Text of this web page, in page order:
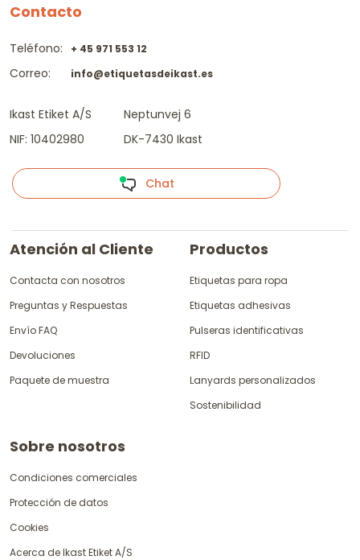
Contacto
Teléfono:
Correo:
+ 45 971 553 12
info@etiquetasdeikast.es
Ikast Etiket A/S
NIF: 10402980
Neptunvej 6
DK-7430 Ikast
Chat
Atención al Cliente
Contacta con nosotros
Preguntas y Respuestas
Envío FAQ
Devoluciones
Paquete de muestra
Productos
Etiquetas para ropa
Etiquetas adhesivas
Pulseras identificativas
RFID
Lanyards personalizados
Sostenibilidad
Sobre nosotros
Condiciones comerciales
Protección de datos
Cookies
Acerca de Ikast Etiket A/S